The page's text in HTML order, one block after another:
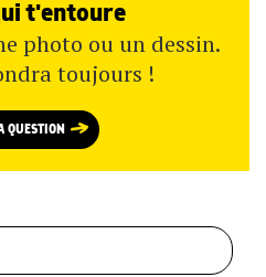
t'entoure
photo ou un dessin.
toujours !
QUESTION